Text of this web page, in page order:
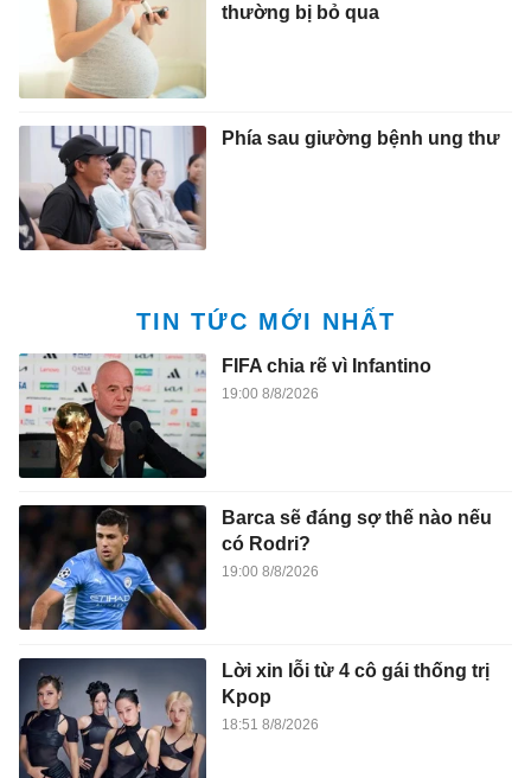
thường bị bỏ qua
Phía sau giường bệnh ung thư
TIN TỨC MỚI NHẤT
FIFA chia rẽ vì Infantino
19:00 8/8/2026
Barca sẽ đáng sợ thế nào nếu
có Rodri?
19:00 8/8/2026
Lời xin lỗi từ 4 cô gái thống trị
Kpop
18:51 8/8/2026